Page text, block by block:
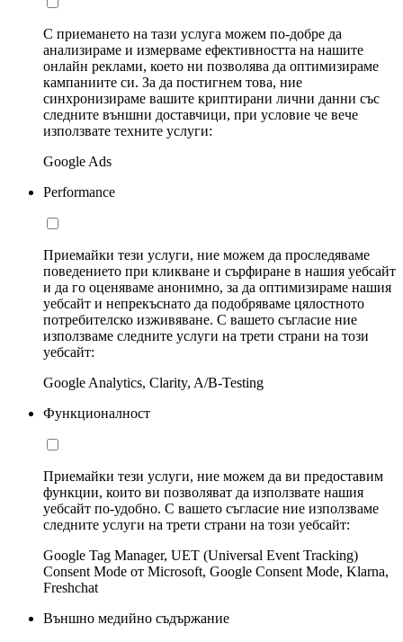
С приемането на тази услуга можем по-добре да
анализираме и измерваме ефективността на нашите
онлайн реклами, което ни позволява да оптимизираме
кампаниите си. За да постигнем това, ние
синхронизираме вашите криптирани лични данни със
следните външни доставчици, при условие че вече
използвате техните услуги:
Google Ads
Performance
Приемайки тези услуги, ние можем да проследяваме
поведението при кликване и сърфиране в нашия уебсайт
и да го оценяваме анонимно, за да оптимизираме нашия
уебсайт и непрекъснато да подобряваме цялостното
потребителско изживяване. С вашето съгласие ние
използваме следните услуги на трети страни на този
уебсайт:
Google Analytics, Clarity, A/B-Testing
Функционалност
Приемайки тези услуги, ние можем да ви предоставим
функции, които ви позволяват да използвате нашия
уебсайт по-удобно. С вашето съгласие ние използваме
следните услуги на трети страни на този уебсайт:
Google Tag Manager, UET (Universal Event Tracking)
Consent Mode от Microsoft, Google Consent Mode, Klarna,
Freshchat
Външно медийно съдържание